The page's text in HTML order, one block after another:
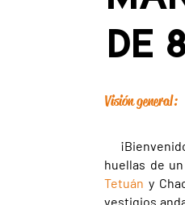
DE
Visión general:
huellas de
Tetuán y
vestigios